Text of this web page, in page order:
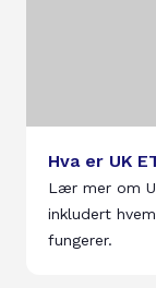
Hva er UK
Lær mer om
inkludert
fungerer.